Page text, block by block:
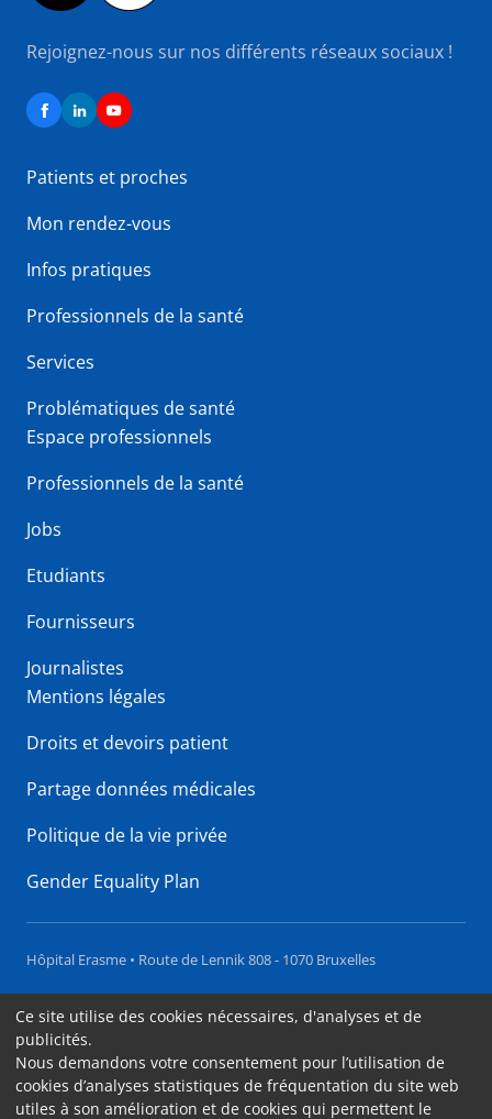
Rejoignez-nous sur nos différents réseaux sociaux !
Patients et proches
Mon rendez-vous
Infos pratiques
Professionnels de la santé
Services
Problématiques de santé
Espace professionnels
Professionnels de la santé
Jobs
Etudiants
Fournisseurs
Journalistes
Mentions légales
Droits et devoirs patient
Partage données médicales
Politique de la vie privée
Gender Equality Plan
Hôpital Erasme • Route de Lennik 808 - 1070 Bruxelles
Accessibilité
Contact
Cookies
Ce site utilise des cookies nécessaires, d'analyses et de
publicités.
Nous demandons votre consentement pour l’utilisation de
cookies d’analyses statistiques de fréquentation du site web
utiles à son amélioration et de cookies qui permettent le